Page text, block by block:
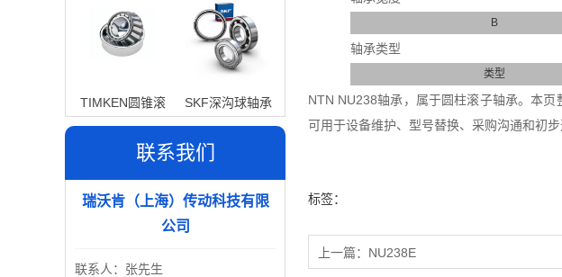
TIMKEN圆锥滚
子轴承
SKF深沟球轴承
联系我们
瑞沃肯（上海）传动科技有限
公司
联系人：张先生
B
轴承类型
类型
NTN NU238轴承，属于圆柱滚子轴承。本
可用于设备维护、型号替换、采购沟通和初
标签：
上一篇： NU238E